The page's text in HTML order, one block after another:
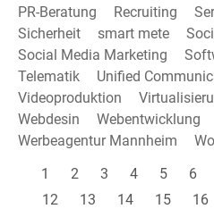
PR-Beratung
Recruiting
Sicherheit
smart mete
Social Media Marketing
Telematik
Unified
Videoproduktion
Webdesin
Webentwicklung
Werbeagentur Mannheim
1
2 3 4 5 6
12
13 14 15 16